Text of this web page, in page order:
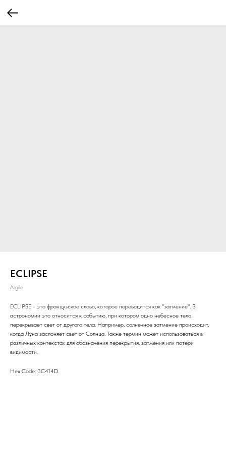
ECLIPSE
Argile
ECLIPSE - это французское слово, которое переводится как "затмение". В
астрономии это относится к событию, при котором одно небесное тело
перекрывает свет от другого тела. Например, солнечное затмение происходит,
когда Луна заслоняет свет от Солнца. Также термин может использоваться в
различных контекстах для обозначения перекрытия, затмения или потери
видимости.
Hex Code: 3C414D